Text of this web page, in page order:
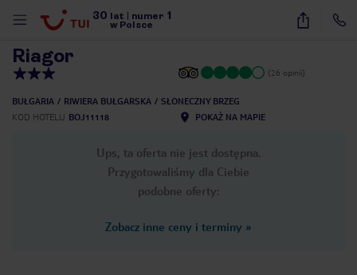
30 lat numer 1
w Polsce
13
Riagor
(26 opinii)
BUŁGARIA RIWIERA BUŁGARSKA
SŁONECZNY BRZEG
KOD HOTELU BOJ11118 POKAŻ NA MAPIE
Ups, ta oferta nie jest dostępna.
Przygotowaliśmy dla Ciebie
podobne oferty:
Zobacz inne ceny i terminy »